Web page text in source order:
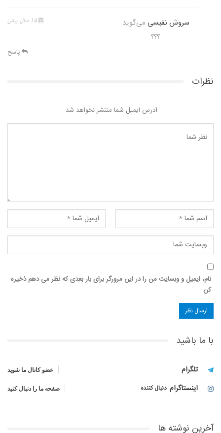
سروش نفیسی می‌گوید
؟؟؟
پاسخ
نظرات
آدرس ایمیل شما منتشر نخواهد شد.
نام، ایمیل و وبسایت من را در این مرورگر برای بار بعدی که نظر می دهم ذخیره
کن
با ما باشید
تلگرام عضو کانال ما شوید
اینستاگرام دنبال کننده صفحه ما را دنبال کنید
آخرین نوشته ها